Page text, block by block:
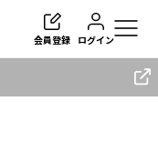
会員登録 ログイン